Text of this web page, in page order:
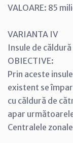
VALOARE: 85
VARIANTA IV
Insule de
OBIECTIVE:
Prin aceste
existent se
cu căldură de
apar
Centralele